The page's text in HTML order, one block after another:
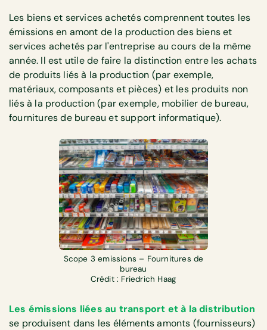
Les biens et services achetés comprennent toutes les
émissions en amont de la production des biens et
services achetés par l'entreprise au cours de la même
année. Il est utile de faire la distinction entre les achats
de produits liés à la production (par exemple,
matériaux, composants et pièces) et les produits non
liés à la production (par exemple, mobilier de bureau,
fournitures de bureau et support informatique).
Scope 3 emissions – Fournitures de
bureau
Crédit : Friedrich Haag
Les émissions liées au transport et à la distribution
se produisent dans les éléments amonts (fournisseurs)